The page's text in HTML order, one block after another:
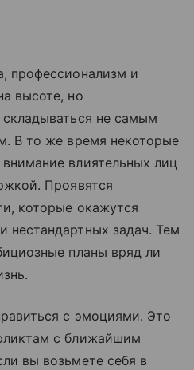
профессионализм и
высоте, но
складываться не самым
В то же время некоторые
влиятельных лиц
Проявятся
которые окажутся
нестандартных задач. Тем
планы вряд ли
с эмоциями. Это
с ближайшим
вы возьмете себя в